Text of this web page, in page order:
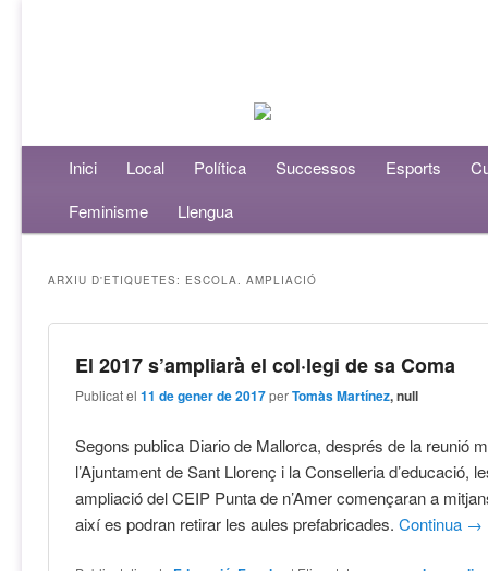
Menú principalAneu al contingut principal
Aneu al contingut secundari
Inici Local Política Successos Esports
Feminisme
Llengua
ARXIU D'ETIQUETES: ESCOLA. AMPLIACIÓ
El 2017 s’ampliarà el col·legi de sa Coma
Publicat el11 de gener de 2017 perTomàs Martínez, null
Segons publica Diario de Mallorca, després de la reunió
l’Ajuntament de Sant Llorenç i la Conselleria d’educació,
ampliació del CEIP Punta de n’Amer començaran a
així es podran retirar les aules prefabricades.Continua →